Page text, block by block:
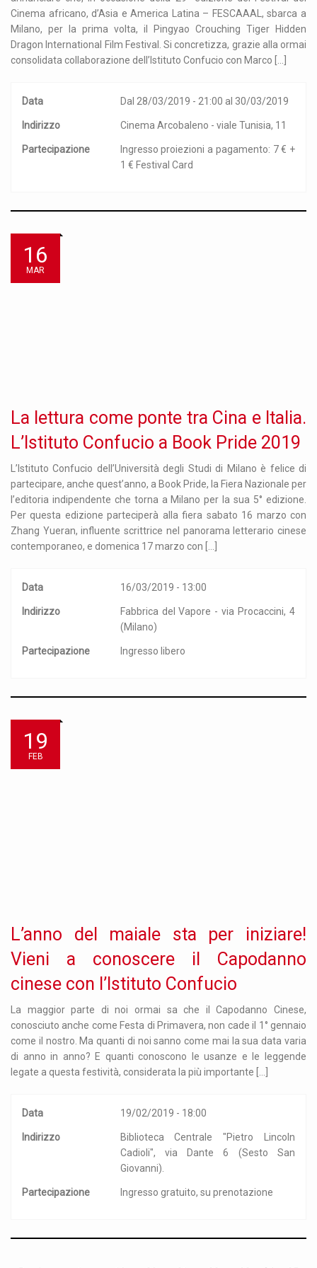
Cinema africano, d’Asia e America Latina – FESCAAAL, sbarca a
Milano, per la prima volta, il Pingyao Crouching Tiger Hidden
Dragon International Film Festival. Si concretizza, grazie alla ormai
consolidata collaborazione dell’Istituto Confucio con Marco […]
Data Dal 28/03/2019 - 21:00 al 30/03/2019
Indirizzo Cinema Arcobaleno - viale Tunisia, 11
Partecipazione
Ingresso proiezioni a pagamento: 7 € +
1 € Festival Card
16
MAR
La lettura come ponte tra Cina e Italia.
L’Istituto Confucio a Book Pride 2019
L’Istituto Confucio dell’Università degli Studi di Milano è felice di
partecipare, anche quest’anno, a Book Pride, la Fiera Nazionale per
l’editoria indipendente che torna a Milano per la sua 5° edizione.
Per questa edizione parteciperà alla fiera sabato 16 marzo con
Zhang Yueran, influente scrittrice nel panorama letterario cinese
contemporaneo, e domenica 17 marzo con […]
Data 16/03/2019 - 13:00
Indirizzo
Fabbrica del Vapore - via Procaccini, 4
(Milano)
Partecipazione Ingresso libero
19
FEB
L’anno del maiale sta per iniziare!
Vieni a conoscere il Capodanno
cinese con l’Istituto Confucio
La maggior parte di noi ormai sa che il Capodanno Cinese,
conosciuto anche come Festa di Primavera, non cade il 1° gennaio
come il nostro. Ma quanti di noi sanno come mai la sua data varia
di anno in anno? E quanti conoscono le usanze e le leggende
legate a questa festività, considerata la più importante […]
Data 19/02/2019 - 18:00
Indirizzo
Biblioteca Centrale "Pietro Lincoln
Cadioli", via Dante 6 (Sesto San
Giovanni).
Partecipazione Ingresso gratuito, su prenotazione